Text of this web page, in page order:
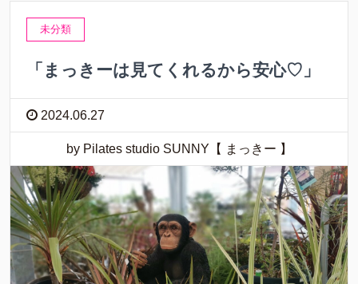
未分類
「まっきーは見てくれるから安心♡」
2024.06.27
by Pilates studio SUNNY【 まっきー 】